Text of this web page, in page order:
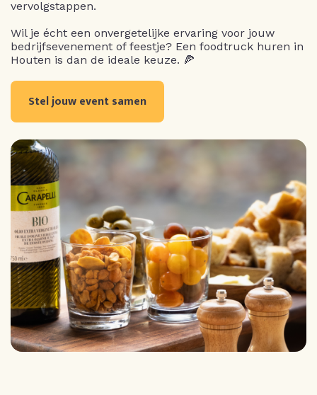
vervolgstappen.
Wil je écht een onvergetelijke ervaring voor jouw
bedrijfsevenement of feestje? Een foodtruck huren in
Houten is dan de ideale keuze. 🍕
Stel jouw event samen